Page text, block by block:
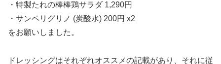
・特製たれの棒棒鶏サラダ 1,290円
・サンペリグリノ (炭酸水) 200円 x2
をお願いしました。
ドレッシングはそれぞれオススメの記載があり、それに従